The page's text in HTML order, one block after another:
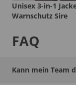
Unisex 3-in-1
Warnschutz Sire
FAQ
Kann mein Team